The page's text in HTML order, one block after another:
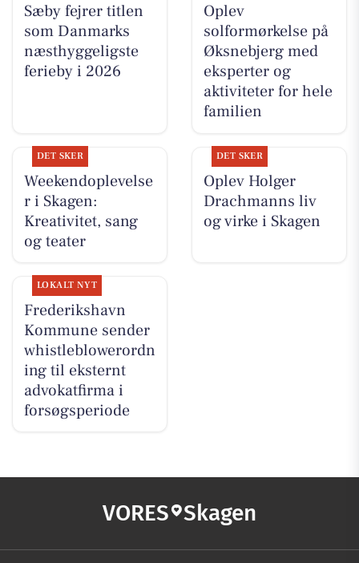
Sæby fejrer titlen
som Danmarks
næsthyggeligste
ferieby i 2026
Oplev
solformørkelse på
Øksnebjerg med
eksperter og
aktiviteter for hele
familien
DET SKER
Weekendoplevelse
r i Skagen:
Kreativitet, sang
og teater
DET SKER
Oplev Holger
Drachmanns liv
og virke i Skagen
LOKALT NYT
Frederikshavn
Kommune sender
whistleblowerordn
ing til eksternt
advokatfirma i
forsøgsperiode
VORES Skagen